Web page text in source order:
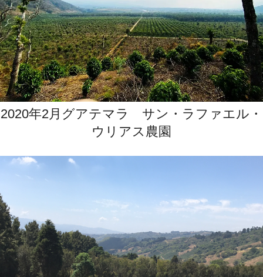
2020年2月グアテマラ サン・ラファエル・
ウリアス農園